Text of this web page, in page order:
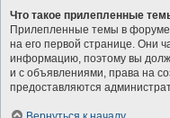
Что такое прилепленные
Прилепленные темы в форуме
на его первой странице. Они
информацию, поэтому вы
и с объявлениями, права на
предоставляются